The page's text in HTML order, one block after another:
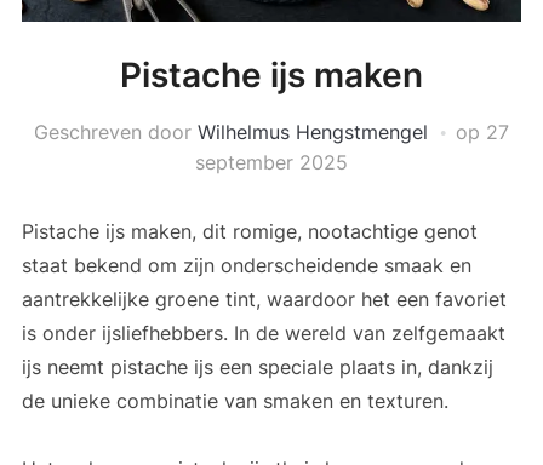
Pistache ijs maken
Geschreven door Wilhelmus Hengstmengel op 27
september 2025
Pistache ijs maken, dit romige, nootachtige genot
staat bekend om zijn onderscheidende smaak en
aantrekkelijke groene tint, waardoor het een favoriet
is onder ijsliefhebbers. In de wereld van zelfgemaakt
ijs neemt pistache ijs een speciale plaats in, dankzij
de unieke combinatie van smaken en texturen.